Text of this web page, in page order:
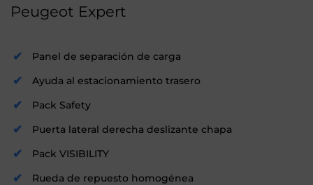
Peugeot Expert
Panel de separación de carga
Ayuda al estacionamiento trasero
Pack Safety
Puerta lateral derecha deslizante chapa
Pack VISIBILITY
Rueda de repuesto homogénea